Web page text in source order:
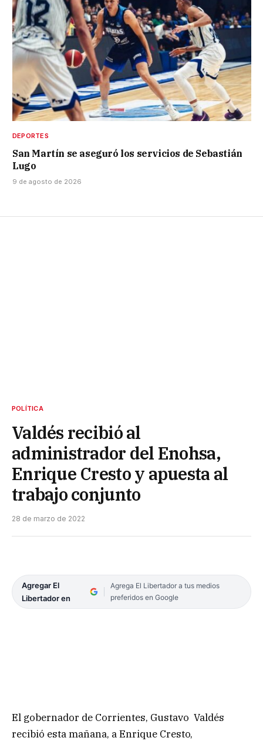
DEPORTES
San Martín se aseguró los servicios de Sebastián
Lugo
9 de agosto de 2026
POLÍTICA
Valdés recibió al
administrador del Enohsa,
Enrique Cresto y apuesta al
trabajo conjunto
28 de marzo de 2022
Agregar El
Libertador en
Agrega El Libertador a tus medios
preferidos en Google
El gobernador de Corrientes, Gustavo Valdés
recibió esta mañana, a Enrique Cresto,